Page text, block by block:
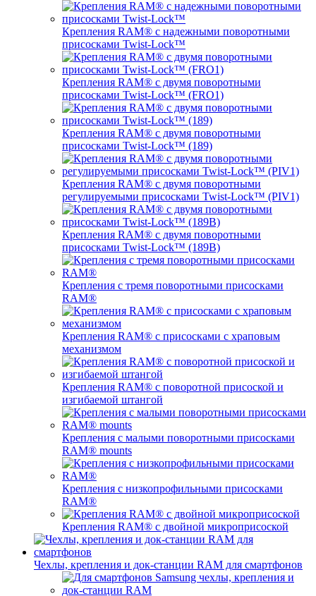
Крепления RAM® с надежными поворотными
присосками Twist-Lock™
Крепления RAM® с двумя поворотными
присосками Twist-Lock™ (FRO1)
Крепления RAM® с двумя поворотными
присосками Twist-Lock™ (189)
Крепления RAM® с двумя поворотными
регулируемыми присосками Twist-Lock™ (PIV1)
Крепления RAM® с двумя поворотными
присосками Twist-Lock™ (189B)
Крепления с тремя поворотными присосками
RAM®
Крепления RAM® с присосками с храповым
механизмом
Крепления RAM® с поворотной присоской и
изгибаемой штангой
Крепления с малыми поворотными присосками
RAM® mounts
Крепления с низкопрофильными присосками
RAM®
Крепления RAM® с двойной микроприсоской
Чехлы, крепления и док-станции RAM для смартфонов